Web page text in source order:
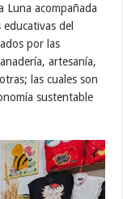
Luna acompañada
del
por las
artesanía,
las cuales son
sustentable